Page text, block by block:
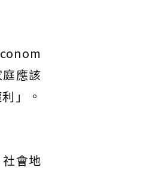
應該
」。
會地